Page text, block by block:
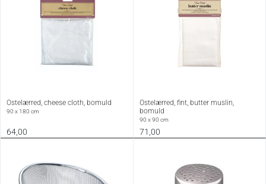
Ostelærred, cheese cloth, bomuld
90 x 180 cm
64,00
Ostelærred, fint, butter muslin,
bomuld
90 x 90 cm
71,00